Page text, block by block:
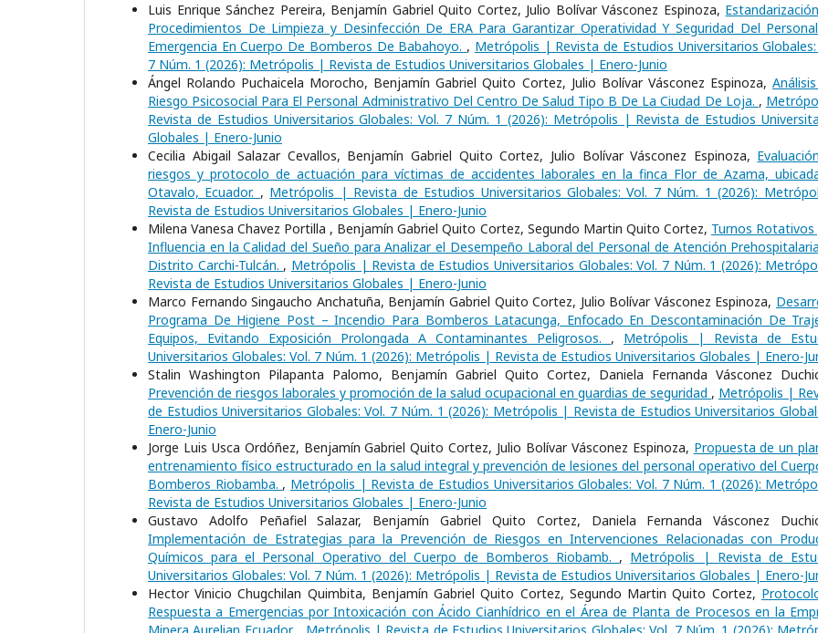
Luis Enrique Sánchez Pereira, Benjamín Gabriel Quito Cortez, Julio Bolívar Vásconez Espinoza,
Procedimientos De Limpieza y Desinfección De ERA Para Garantizar Operatividad Y Seguridad Del
Emergencia En Cuerpo De Bomberos De Babahoyo. , Metrópolis | Revista de Estudios Universitarios Globales:
7 Núm. 1 (2026): Metrópolis | Revista de Estudios Universitarios Globales | Enero-Junio
Ángel Rolando Puchaicela Morocho, Benjamín Gabriel Quito Cortez, Julio Bolívar Vásconez Espinoza,
Riesgo Psicosocial Para El Personal Administrativo Del Centro De Salud Tipo B De La Ciudad De Loja. ,
Revista de Estudios Universitarios Globales: Vol. 7 Núm. 1 (2026): Metrópolis | Revista de Estudios
Globales | Enero-Junio
Cecilia Abigail Salazar Cevallos, Benjamín Gabriel Quito Cortez, Julio Bolívar Vásconez Espinoza,
riesgos y protocolo de actuación para víctimas de accidentes laborales en la finca Flor de Azama,
Otavalo, Ecuador. , Metrópolis | Revista de Estudios Universitarios Globales: Vol. 7 Núm. 1 (2026):
Revista de Estudios Universitarios Globales | Enero-Junio
Milena Vanesa Chavez Portilla , Benjamín Gabriel Quito Cortez, Segundo Martin Quito Cortez, Turnos Rotativos
Influencia en la Calidad del Sueño para Analizar el Desempeño Laboral del Personal de Atención
Distrito Carchi-Tulcán. , Metrópolis | Revista de Estudios Universitarios Globales: Vol. 7 Núm. 1 (2026):
Revista de Estudios Universitarios Globales | Enero-Junio
Marco Fernando Singaucho Anchatuña, Benjamín Gabriel Quito Cortez, Julio Bolívar Vásconez Espinoza,
Programa De Higiene Post – Incendio Para Bomberos Latacunga, Enfocado En Descontaminación De
Equipos, Evitando Exposición Prolongada A Contaminantes Peligrosos. , Metrópolis | Revista de
Universitarios Globales: Vol. 7 Núm. 1 (2026): Metrópolis | Revista de Estudios Universitarios Globales | Enero-
Stalin Washington Pilapanta Palomo, Benjamín Gabriel Quito Cortez, Daniela Fernanda Vásconez
Prevención de riesgos laborales y promoción de la salud ocupacional en guardias de seguridad , Metrópolis |
de Estudios Universitarios Globales: Vol. 7 Núm. 1 (2026): Metrópolis | Revista de Estudios Universitarios
Enero-Junio
Jorge Luis Usca Ordóñez, Benjamín Gabriel Quito Cortez, Julio Bolívar Vásconez Espinoza, Propuesta de un
entrenamiento físico estructurado en la salud integral y prevención de lesiones del personal operativo del
Bomberos Riobamba. , Metrópolis | Revista de Estudios Universitarios Globales: Vol. 7 Núm. 1 (2026):
Revista de Estudios Universitarios Globales | Enero-Junio
Gustavo Adolfo Peñafiel Salazar, Benjamín Gabriel Quito Cortez, Daniela Fernanda Vásconez
Implementación de Estrategias para la Prevención de Riesgos en Intervenciones Relacionadas con
Químicos para el Personal Operativo del Cuerpo de Bomberos Riobamb. , Metrópolis | Revista de
Universitarios Globales: Vol. 7 Núm. 1 (2026): Metrópolis | Revista de Estudios Universitarios Globales | Enero-
Hector Vinicio Chugchilan Quimbita, Benjamín Gabriel Quito Cortez, Segundo Martin Quito Cortez,
Respuesta a Emergencias por Intoxicación con Ácido Cianhídrico en el Área de Planta de Procesos en la